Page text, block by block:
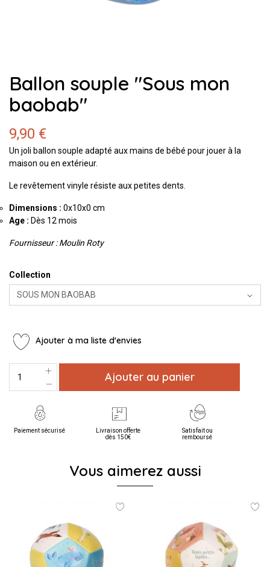
Ballon souple "Sous mon
baobab"
9,90 €
Un joli ballon souple adapté aux mains de bébé pour jouer à la
maison ou en extérieur.
Le revêtement vinyle résiste aux petites dents.
Dimensions : 0x10x0 cm
Age : Dès 12 mois
Fournisseur : Moulin Roty
Collection
Ajouter à ma liste d'envies
Ajouter au panier
Paiement sécurisé
Livraison offerte
dès 150€
Satisfait ou
remboursé
Vous aimerez aussi